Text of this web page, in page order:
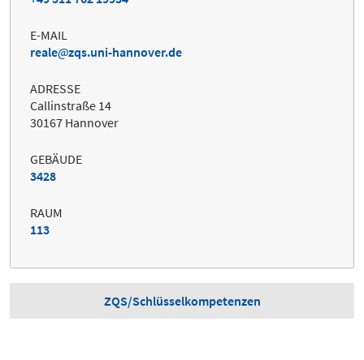
E-MAIL
reale
zqs.uni-hannover.de
ADRESSE
Callinstraße 14
30167 Hannover
GEBÄUDE
3428
RAUM
113
ZQS/Schlüsselkompetenzen